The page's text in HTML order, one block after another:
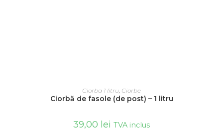
ADAUGĂ ÎN COȘ
Ciorba 1 litru Ciorbe
Ciorbă de fasole (de post) – 1 litru
39,00 lei TVA inclus